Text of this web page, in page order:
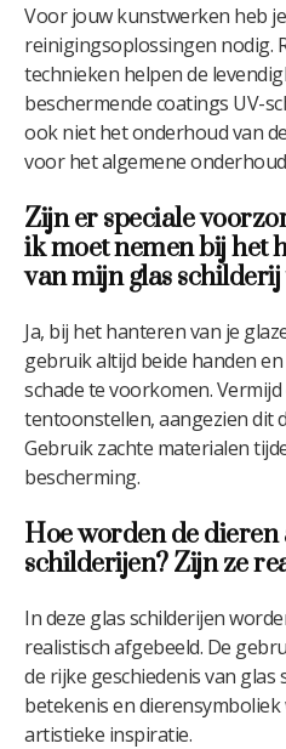
Voor jouw kunstwerken heb
reinigingsoplossingen nodig.
technieken helpen de
beschermende coatings UV-
ook niet het onderhoud van
voor het algemene
Zijn er speciale
ik moet nemen bij het
van mijn glas
Ja, bij het hanteren van je
gebruik altijd beide handen
schade te voorkomen.
tentoonstellen, aangezien dit
Gebruik zachte materialen
bescherming.
Hoe worden de dieren
schilderijen? Zijn ze
In deze glas schilderijen
realistisch afgebeeld. De
de rijke geschiedenis van
betekenis en
artistieke inspiratie.